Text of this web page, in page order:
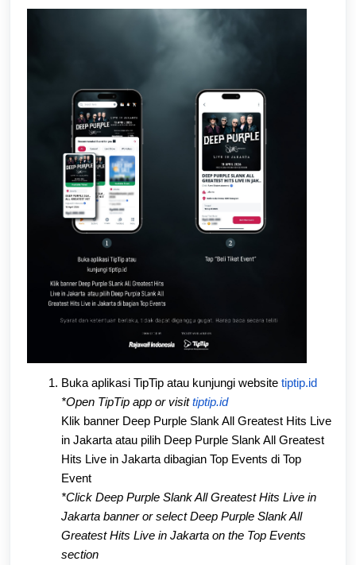
Buka aplikasi TipTip atau kunjungi website tiptip.id
*Open TipTip app or visittiptip.id
Klik banner Deep Purple Slank All Greatest Hits Live
in Jakarta atau pilih Deep Purple Slank All Greatest
Hits Live in Jakarta dibagian Top Events di Top
Event
*Click Deep Purple Slank All Greatest Hits Live in
Jakarta banner or select Deep Purple Slank All
Greatest Hits Live in Jakarta on the Top Events
section